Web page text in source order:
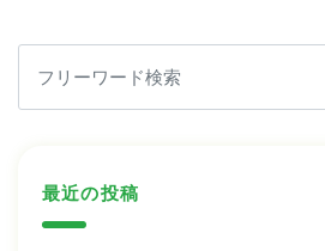
最近の投稿